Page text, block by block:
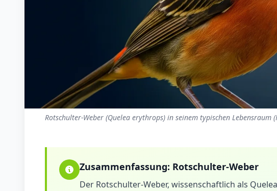
Rotschulter-Weber (Quelea erythrops) in seinem typischen Lebensraum
Zusammenfassung: Rotschulter-Weber
Der Rotschulter-Weber, wissenschaftlich als